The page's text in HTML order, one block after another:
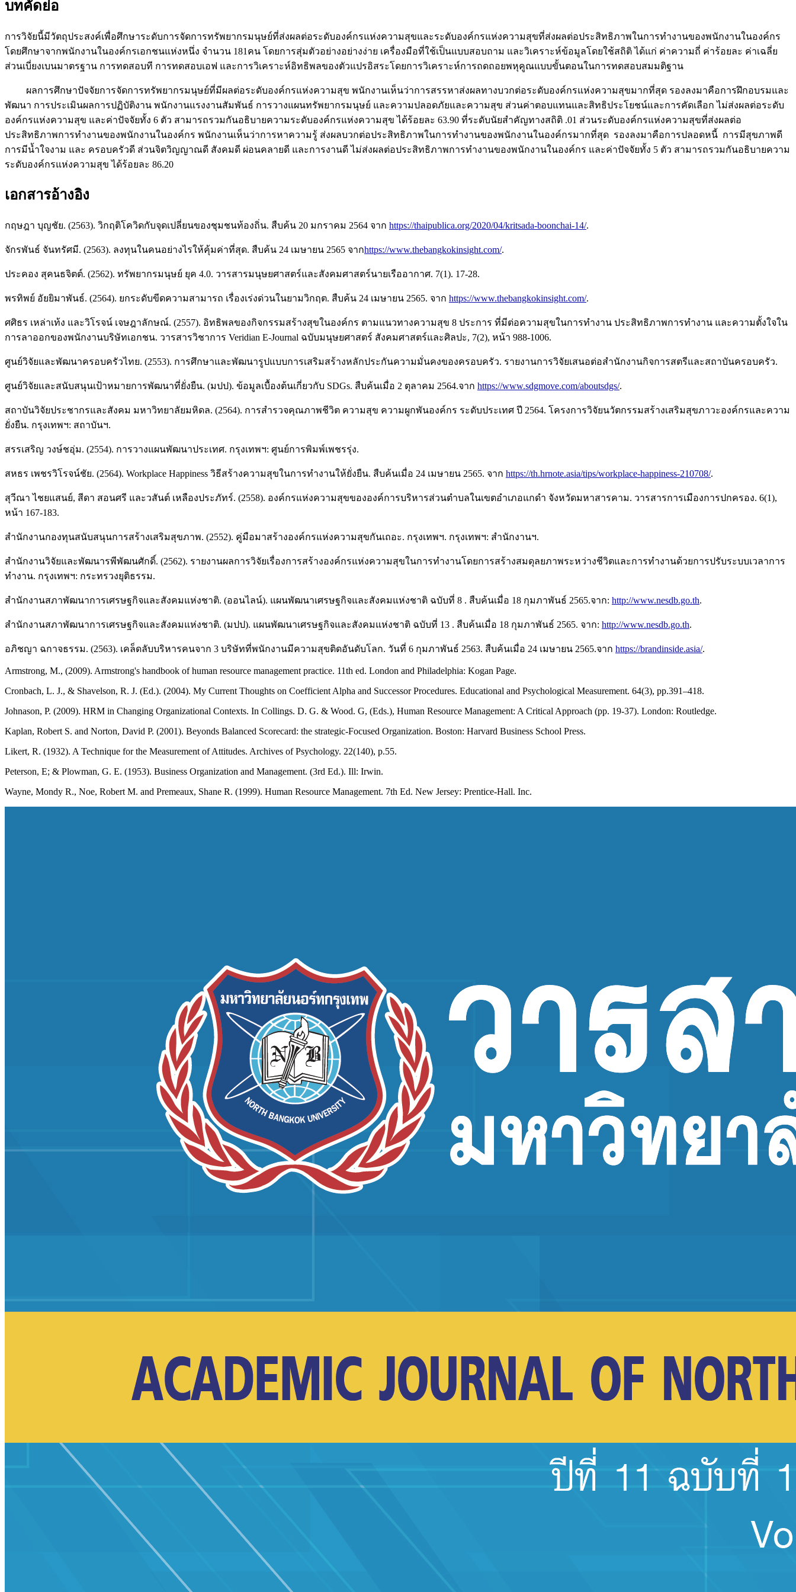
บทคัดย่อ
การวิจัยนี้มีวัตถุประสงค์เพื่อศึกษาระดับการจัดการทรัพยากรมนุษย์ที่ส่งผลต่อระดับองค์กรแห่งความสุขและระดับองค์กรแห่งความสุขที่ส่งผลต่อประสิทธิภาพในการทำงานของพนักงานในองค์กร
โดยศึกษาจากพนักงานในองค์กรเอกชนแห่งหนึ่ง จำนวน 181คน โดยการสุ่มตัวอย่างอย่างง่าย เครื่องมือที่ใช้เป็นแบบสอบถาม และวิเคราะห์ข้อมูลโดยใช้สถิติ ได้แก่ ค่าความถี่ ค่าร้อยละ ค่าเฉลี่ย
ส่วนเบี่ยงเบนมาตรฐาน การทดสอบที การทดสอบเอฟ และการวิเคราะห์อิทธิพลของตัวแปรอิสระโดยการวิเคราะห์การถดถอยพหุคูณแบบขั้นตอนในการทดสอบสมมติฐาน
ผลการศึกษาปัจจัยการจัดการทรัพยากรมนุษย์ที่มีผลต่อระดับองค์กรแห่งความสุข พนักงานเห็นว่าการสรรหาส่งผลทางบวกต่อระดับองค์กรแห่งความสุขมากที่สุด รองลงมาคือการฝึกอบรมและ
พัฒนา การประเมินผลการปฏิบัติงาน พนักงานแรงงานสัมพันธ์ การวางแผนทรัพยากรมนุษย์ และความปลอดภัยและความสุข ส่วนค่าตอบแทนและสิทธิประโยชน์และการคัดเลือก ไม่ส่งผลต่อระดับ
องค์กรแห่งความสุข และค่าปัจจัยทั้ง 6 ตัว สามารถรวมกันอธิบายความระดับองค์กรแห่งความสุข ได้ร้อยละ 63.90 ที่ระดับนัยสำคัญทางสถิติ .01 ส่วนระดับองค์กรแห่งความสุขที่ส่งผลต่อ
ประสิทธิภาพการทำงานของพนักงานในองค์กร พนักงานเห็นว่าการหาความรู้ ส่งผลบวกต่อประสิทธิภาพในการทำงานของพนักงานในองค์กรมากที่สุด รองลงมาคือการปลอดหนี้ การมีสุขภาพดี
การมีน้ำใจงาม และ ครอบครัวดี ส่วนจิตวิญญาณดี สังคมดี ผ่อนคลายดี และการงานดี ไม่ส่งผลต่อประสิทธิภาพการทำงานของพนักงานในองค์กร และค่าปัจจัยทั้ง 5 ตัว สามารถรวมกันอธิบายความ
ระดับองค์กรแห่งความสุข ได้ร้อยละ 86.20
เอกสารอ้างอิง
กฤษฎา บุญชัย. (2563). วิกฤติโควิดกับจุดเปลี่ยนของชุมชนท้องถิ่น. สืบค้น 20 มกราคม 2564 จาก https://thaipublica.org/2020/04/kritsada-boonchai-14/.
จักรพันธ์ จันทรัศมี. (2563). ลงทุนในคนอย่างไรให้คุ้มค่าที่สุด. สืบค้น 24 เมษายน 2565 จากhttps://www.thebangkokinsight.com/.
ประคอง สุคนธจิตต์. (2562). ทรัพยากรมนุษย์ ยุค 4.0. วารสารมนุษยศาสตร์และสังคมศาสตร์นายเรืออากาศ. 7(1). 17-28.
พรทิพย์ อัยยิมาพันธ์. (2564). ยกระดับขีดความสามารถ เรื่องเร่งด่วนในยามวิกฤต. สืบค้น 24 เมษายน 2565. จาก https://www.thebangkokinsight.com/.
ศศิธร เหล่าเท้ง และวิโรจน์ เจษฎาลักษณ์. (2557). อิทธิพลของกิจกรรมสร้างสุขในองค์กร ตามแนวทางความสุข 8 ประการ ที่มีต่อความสุขในการทำงาน ประสิทธิภาพการทำงาน และความตั้งใจใน
การลาออกของพนักงานบริษัทเอกชน. วารสารวิชาการ Veridian E-Journal ฉบับมนุษยศาสตร์ สังคมศาสตร์และศิลปะ, 7(2), หน้า 988-1006.
ศูนย์วิจัยและพัฒนาครอบครัวไทย. (2553). การศึกษาและพัฒนารูปแบบการเสริมสร้างหลักประกันความมั่นคงของครอบครัว. รายงานการวิจัยเสนอต่อสำนักงานกิจการสตรีและสถาบันครอบครัว.
ศูนย์วิจัยและสนับสนุนเป้าหมายการพัฒนาที่ยั่งยืน. (มปป). ข้อมูลเบื้องต้นเกี่ยวกับ SDGs. สืบค้นเมื่อ 2 ตุลาคม 2564.จาก https://www.sdgmove.com/aboutsdgs/.
สถาบันวิจัยประชากรและสังคม มหาวิทยาลัยมหิดล. (2564). การสำรวจคุณภาพชีวิต ความสุข ความผูกพันองค์กร ระดับประเทศ ปี 2564. โครงการวิจัยนวัตกรรมสร้างเสริมสุขภาวะองค์กรและความ
ยั่งยืน. กรุงเทพฯ: สถาบันฯ.
สรรเสริญ วงษ์ชอุ่ม. (2554). การวางแผนพัฒนาประเทศ. กรุงเทพฯ: ศูนย์การพิมพ์เพชรรุ่ง.
สหธร เพชรวิโรจน์ชัย. (2564). Workplace Happiness วิธีสร้างความสุขในการทำงานให้ยั่งยืน. สืบค้นเมื่อ 24 เมษายน 2565. จาก https://th.hrnote.asia/tips/workplace-happiness-210708/.
สุวีณา ไชยแสนย์, สีดา สอนศรี และวสันต์ เหลืองประภัทร์. (2558). องค์กรแห่งความสุขขององค์การบริหารส่วนตำบลในเขตอำเภอแกดำ จังหวัดมหาสารคาม. วารสารการเมืองการปกครอง. 6(1),
หน้า 167-183.
สำนักงานกองทุนสนับสนุนการสร้างเสริมสุขภาพ. (2552). คู่มือมาสร้างองค์กรแห่งความสุขกันเถอะ. กรุงเทพฯ. กรุงเทพฯ: สำนักงานฯ.
สำนักงานวิจัยและพัฒนารพีพัฒนศักดิ์. (2562). รายงานผลการวิจัยเรื่องการสร้างองค์กรแห่งความสุขในการทำงานโดยการสร้างสมดุลยภาพระหว่างชีวิตและการทำงานด้วยการปรับระบบเวลาการ
ทำงาน. กรุงเทพฯ: กระทรวงยุติธรรม.
สำนักงานสภาพัฒนาการเศรษฐกิจและสังคมแห่งชาติ. (ออนไลน์). แผนพัฒนาเศรษฐกิจและสังคมแห่งชาติ ฉบับที่ 8 . สืบค้นเมื่อ 18 กุมภาพันธ์ 2565.จาก: http://www.nesdb.go.th.
สำนักงานสภาพัฒนาการเศรษฐกิจและสังคมแห่งชาติ. (มปป). แผนพัฒนาเศรษฐกิจและสังคมแห่งชาติ ฉบับที่ 13 . สืบค้นเมื่อ 18 กุมภาพันธ์ 2565. จาก: http://www.nesdb.go.th.
อภิชญา ฉกาจธรรม. (2563). เคล็ดลับบริหารคนจาก 3 บริษัทที่พนักงานมีความสุขติดอันดับโลก. วันที่ 6 กุมภาพันธ์ 2563. สืบค้นเมื่อ 24 เมษายน 2565.จาก https://brandinside.asia/.
Armstrong, M., (2009). Armstrong's handbook of human resource management practice. 11th ed. London and Philadelphia: Kogan Page.
Cronbach, L. J., & Shavelson, R. J. (Ed.). (2004). My Current Thoughts on Coefficient Alpha and Successor Procedures. Educational and Psychological Measurement. 64(3), pp.391–418.
Johnason, P. (2009). HRM in Changing Organizational Contexts. In Collings. D. G. & Wood. G, (Eds.), Human Resource Management: A Critical Approach (pp. 19-37). London: Routledge.
Kaplan, Robert S. and Norton, David P. (2001). Beyonds Balanced Scorecard: the strategic-Focused Organization. Boston: Harvard Business School Press.
Likert, R. (1932). A Technique for the Measurement of Attitudes. Archives of Psychology. 22(140), p.55.
Peterson, E; & Plowman, G. E. (1953). Business Organization and Management. (3rd Ed.). Ill: Irwin.
Wayne, Mondy R., Noe, Robert M. and Premeaux, Shane R. (1999). Human Resource Management. 7th Ed. New Jersey: Prentice-Hall. Inc.